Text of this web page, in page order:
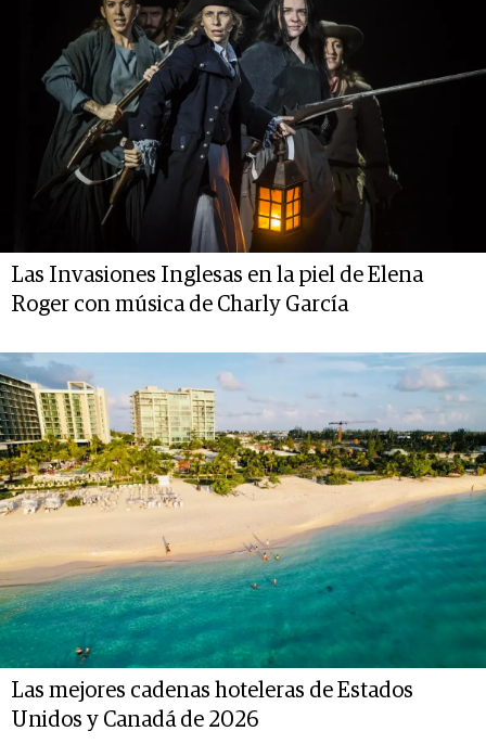
Las Invasiones Inglesas en la piel de Elena
Roger con música de Charly García
Las mejores cadenas hoteleras de Estados
Unidos y Canadá de 2026